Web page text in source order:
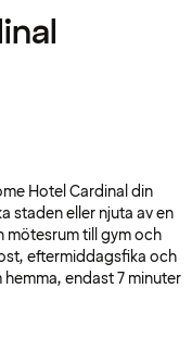
Hotel Cardinal din
staden eller njuta av en
mötesrum till gym och
eftermiddagsfika och
endast 7 minuter